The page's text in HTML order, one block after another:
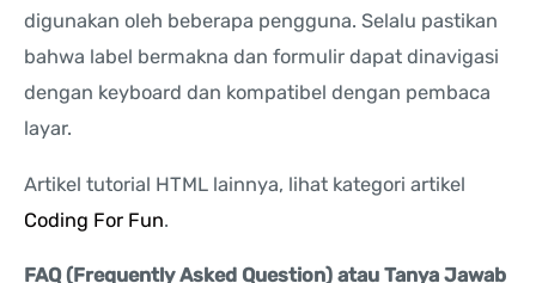
digunakan oleh beberapa pengguna. Selalu pastikan
bahwa label bermakna dan formulir dapat dinavigasi
dengan keyboard dan kompatibel dengan pembaca
layar.
Artikel tutorial HTML lainnya, lihat kategori artikel
Coding For Fun.
FAQ (Frequently Asked Question) atau Tanya Jawab